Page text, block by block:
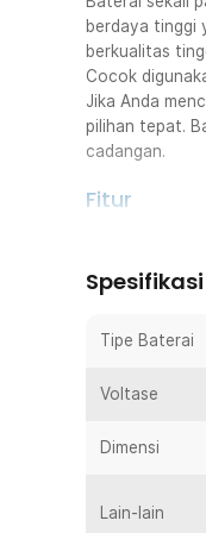
berdaya tinggi
berkualitas
Cocok
Jika Anda
pilihan tepat.
cadangan.
Fitur
Performa
Baterai
konsistensi
Tegangan
performa
Masa
Spesifikasi
Tipe Baterai
Voltase
Dimensi
Lain-lain